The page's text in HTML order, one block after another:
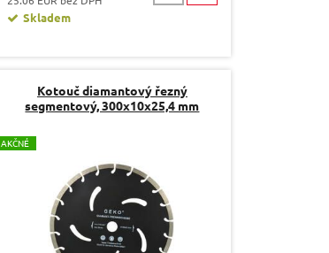
Skladem
Kotouč diamantový řezný
segmentový, 300x10x25,4 mm
AKČNÉ